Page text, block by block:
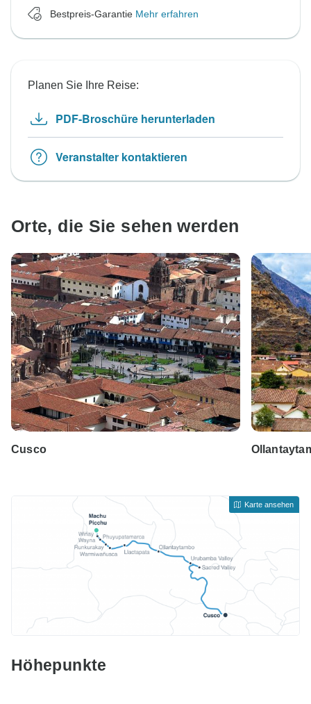
Bestpreis-Garantie Mehr erfahren
Planen Sie Ihre Reise:
PDF-Broschüre herunterladen
Veranstalter kontaktieren
Orte, die Sie sehen werden
Cusco
Höhepunkte
Karte ansehen